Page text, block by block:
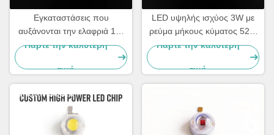
Εγκαταστάσεις που
αυξάνονται την ελαφριά 1W
υψηλή δύναμη που οδηγείται
στο θερμό άσπρο, φυσικό
άσπρο, δροσερό λευκό
Πάρτε την καλύτερη
τιμή
LED υψηλής ισχύος 3W με
ρεύμα μήκους κύματος 520-
530nm 800ma και φωτεινή
σηματοδότηση κυκλοφορίας
Πάρτε την καλύτερη
τιμή